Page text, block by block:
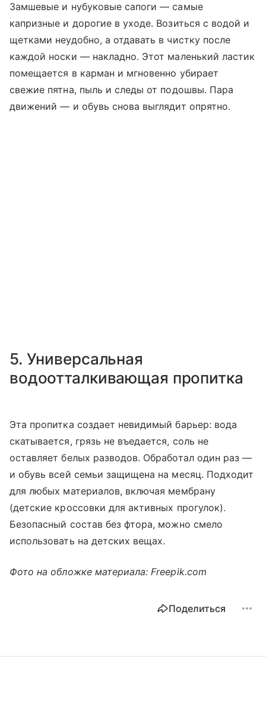
Замшевые и нубуковые сапоги — самые
капризные и дорогие в уходе. Возиться с водой и
щетками неудобно, а отдавать в чистку после
каждой носки — накладно. Этот маленький ластик
помещается в карман и мгновенно убирает
свежие пятна, пыль и следы от подошвы. Пара
движений — и обувь снова выглядит опрятно.
5. Универсальная
водоотталкивающая пропитка
Эта пропитка создает невидимый барьер: вода
скатывается, грязь не въедается, соль не
оставляет белых разводов. Обработал один раз —
и обувь всей семьи защищена на месяц. Подходит
для любых материалов, включая мембрану
(детские кроссовки для активных прогулок).
Безопасный состав без фтора, можно смело
использовать на детских вещах.
Фото на обложке материала: Freepik.com
Поделиться